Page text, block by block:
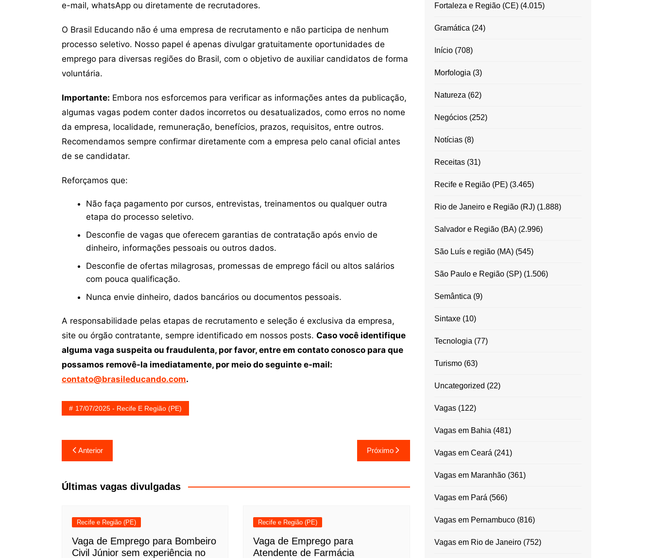
e-mail, whatsApp ou diretamente de recrutadores.
O Brasil Educando não é uma empresa de recrutamento e não participa de nenhum
processo seletivo. Nosso papel é apenas divulgar gratuitamente oportunidades de
emprego para diversas regiões do Brasil, com o objetivo de auxiliar candidatos de forma
voluntária.
Importante: Embora nos esforcemos para verificar as informações antes da publicação,
algumas vagas podem conter dados incorretos ou desatualizados, como erros no nome
da empresa, localidade, remuneração, benefícios, prazos, requisitos, entre outros.
Recomendamos sempre confirmar diretamente com a empresa pelo canal oficial antes
de se candidatar.
Reforçamos que:
Não faça pagamento por cursos, entrevistas, treinamentos ou qualquer outra
etapa do processo seletivo.
Desconfie de vagas que oferecem garantias de contratação após envio de
dinheiro, informações pessoais ou outros dados.
Desconfie de ofertas milagrosas, promessas de emprego fácil ou altos salários
com pouca qualificação.
Nunca envie dinheiro, dados bancários ou documentos pessoais.
A responsabilidade pelas etapas de recrutamento e seleção é exclusiva da empresa,
site ou órgão contratante, sempre identificado em nossos posts. Caso você identifique
alguma vaga suspeita ou fraudulenta, por favor, entre em contato conosco para que
possamos removê-la imediatamente, por meio do seguinte e-mail:
contato@brasileducando.com.
17/07/2025 - Recife E Região (PE)
Navegação
de
Post
Anterior Próximo
Últimas vagas divulgadas
Recife e Região (PE)
Vaga de Emprego para Bombeiro
Civil Júnior sem experiência no
Recife e Região (PE)
Vaga de Emprego para
Atendente de Farmácia
Fortaleza e Região (CE)(4.015)
Gramática (24)
Início(708)
Morfologia (3)
Natureza (62)
Negócios(252)
Notícias(8)
Receitas(31)
Recife e Região (PE)(3.465)
Rio de Janeiro e Região (RJ)(1.888)
Salvador e Região (BA)(2.996)
São Luís e região (MA)(545)
São Paulo e Região (SP)(1.506)
Semântica (9)
Sintaxe(10)
Tecnologia (77)
Turismo(63)
Uncategorized (22)
Vagas(122)
Vagas em Bahia (481)
Vagas em Ceará (241)
Vagas em Maranhão(361)
Vagas em Pará (566)
Vagas em Pernambuco(816)
Vagas em Rio de Janeiro(752)